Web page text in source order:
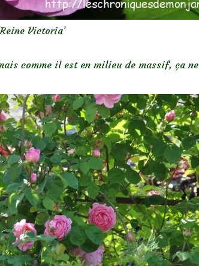
Victoria’
comme il est en milieu de massif, ça